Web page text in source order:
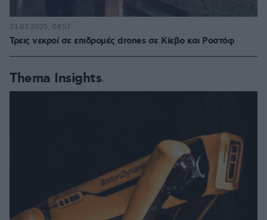
Τρεις νεκροί σε επιδρομές drones σε Κίεβο και Ροστόφ
23.03.2025, 04:57
Thema Insights